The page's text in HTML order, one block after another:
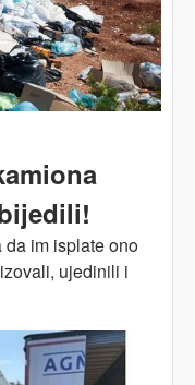
im isplate ono
ujedinili i